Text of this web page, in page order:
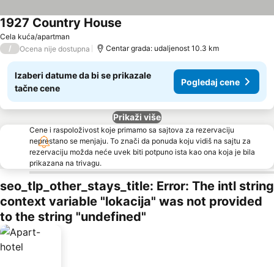
Cela kuća/apartman
1927 Country House
/ Ocena nije dostupna Centar grada: udaljenost 10.3 km
Izaberi datume da bi se prikazale
tačne cene
Pogledaj cene
Prikaži više
Cene i raspoloživost koje primamo sa sajtova za rezervaciju
neprestano se menjaju. To znači da ponuda koju vidiš na sajtu za
rezervaciju možda neće uvek biti potpuno ista kao ona koja je bila
prikazana na trivagu.
seo_tlp_other_stays_title: Error: The intl string
context variable "lokacija" was not provided
to the string "undefined"